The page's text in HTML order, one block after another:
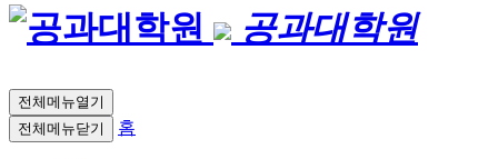
공과대학원
전체메뉴열기
전체메뉴닫기
홈